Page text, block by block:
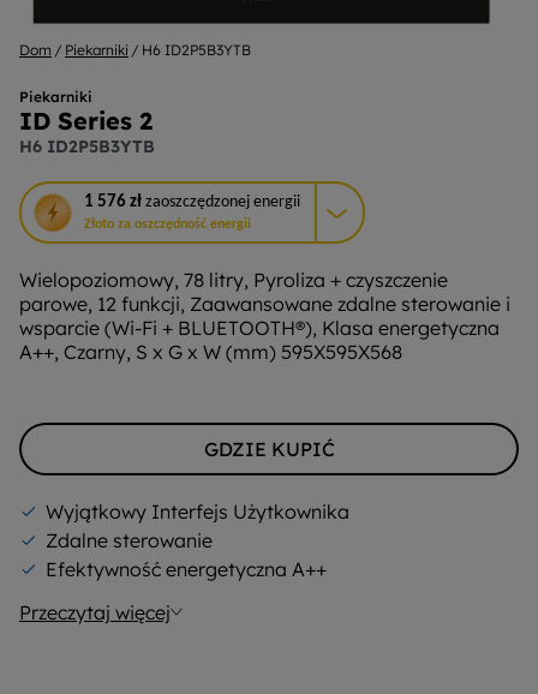
Dom Piekarniki H6 ID2P5B3YTB
Piekarniki
ID Series 2
H6 ID2P5B3YTB
1 576 zł zaoszczędzonej energii
Złoto za oszczędność energii
To
działanie
otworzy
narzędzie
do
oszczędzania
energii
Youreko.
Wielopoziomowy, 78 litry, Pyroliza + czyszczenie
parowe, 12 funkcji, Zaawansowane zdalne sterowanie i
wsparcie (Wi-Fi + BLUETOOTH®), Klasa energetyczna
A++, Czarny, S x G x W (mm) 595X595X568
GDZIE KUPIĆ
Wyjątkowy Interfejs Użytkownika
Zdalne sterowanie
Efektywność energetyczna A++
Przeczytaj więcej